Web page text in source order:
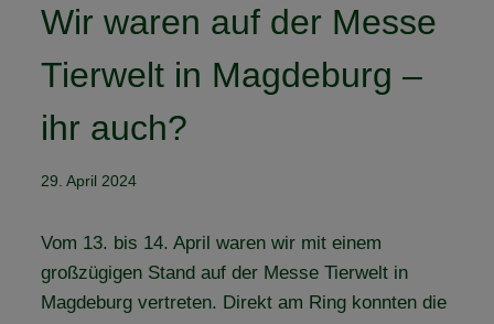
Wir waren auf der Messe
Tierwelt in Magdeburg –
ihr auch?
29. April 2024
Vom 13. bis 14. April waren wir mit einem
großzügigen Stand auf der Messe Tierwelt in
Magdeburg vertreten. Direkt am Ring konnten die